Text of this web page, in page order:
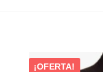
¡OFERTA!